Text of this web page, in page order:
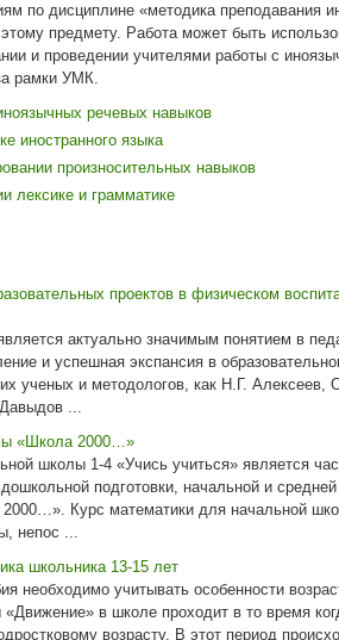
по дисциплине «методика преподавания
предмету. Работа может быть
и проведении учителями работы с
рамки УМК.
речевых навыков
иностранного языка
произносительных навыков
лексике и грамматике
проектов в физическом
актуально значимым понятием в
и успешная экспансия в
ученых и методологов, как Н.Г.
...
«Школа 2000…»
школы 1-4 «Учись учиться» является
подготовки, начальной и
Курс математики для начальной
непос ...
школьника 13-15 лет
необходимо учитывать особенности
в школе проходит в то время
возрасту. В этот период